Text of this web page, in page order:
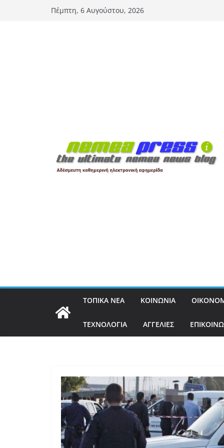
Πέμπτη, 6 Αυγούστου, 2026
ΤΟΠΙΚΑ ΝΕΑ ΚΟΙΝΩΝΙΑ
ΤΕΧΝΟΛΟΓΙΑ ΑΓΓΕΛΙΕΣ